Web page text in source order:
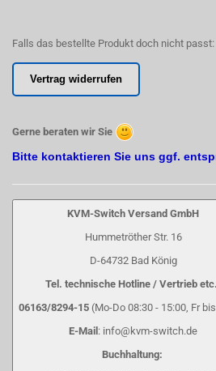
Falls das bestellte Produkt doch nicht passt:
Vertrag widerrufen
Gerne beraten wir Sie
Bitte kontaktieren Sie uns ggf.
KVM-Switch Versand GmbH
Hummetröther Str. 16
D-64732 Bad König
Tel. technische Hotline / Vertrieb
06163/8294-15 (Mo-Do 08:30 - 15:00, Fr
E-Mail : info@kvm-switch.de
Buchhaltung: